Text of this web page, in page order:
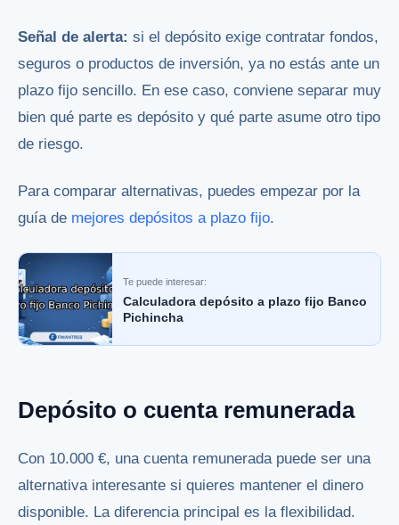
Señal de alerta: si el depósito exige contratar fondos,
seguros o productos de inversión, ya no estás ante un
plazo fijo sencillo. En ese caso, conviene separar muy
bien qué parte es depósito y qué parte asume otro tipo
de riesgo.
Para comparar alternativas, puedes empezar por la
guía de mejores depósitos a plazo fijo.
Te puede interesar:
Calculadora depósito a plazo fijo Banco
Pichincha
Depósito o cuenta remunerada
Con 10.000 €, una cuenta remunerada puede ser una
alternativa interesante si quieres mantener el dinero
disponible. La diferencia principal es la flexibilidad.